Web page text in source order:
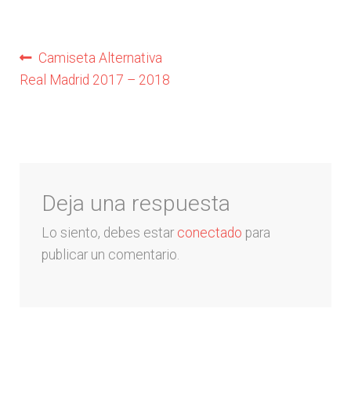
OUTLET
Navegación
de
Anterior:
Camiseta Alternativa
Real Madrid 2017 – 2018
Deja una respuesta
Lo siento, debes estar conectado para
publicar un comentario.